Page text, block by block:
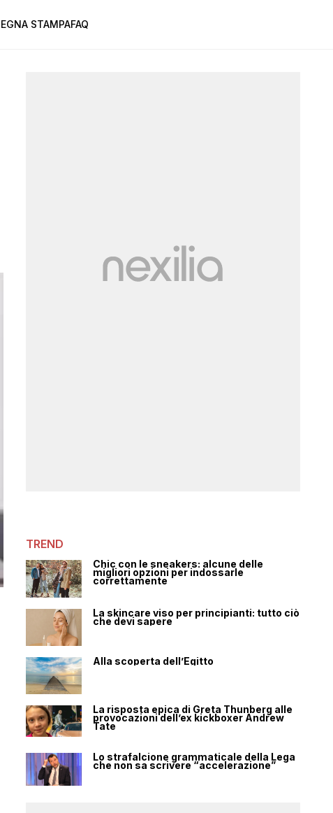
STAMPAFAQ
TREND
Chic con le sneakers: alcune delle
migliori opzioni per indossarle
correttamente
La skincare viso per principianti: tutto ciò
che devi sapere
Alla scoperta dell’Egitto
La risposta epica di Greta Thunberg alle
provocazioni dell’ex kickboxer Andrew
Tate
Lo strafalcione grammaticale della Lega
che non sa scrivere “accelerazione”